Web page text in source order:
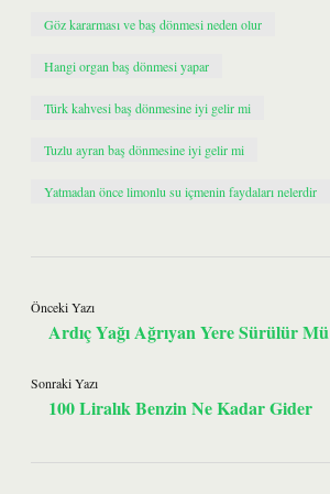
Göz kararması ve baş dönmesi neden olur
Hangi organ baş dönmesi yapar
Türk kahvesi baş dönmesine iyi gelir mi
Tuzlu ayran baş dönmesine iyi gelir mi
Yatmadan önce limonlu su içmenin faydaları nelerdir
Önceki Yazı
Ardıç Yağı Ağrıyan Yere Sürülür Mü
Sonraki Yazı
100 Liralık Benzin Ne Kadar Gider